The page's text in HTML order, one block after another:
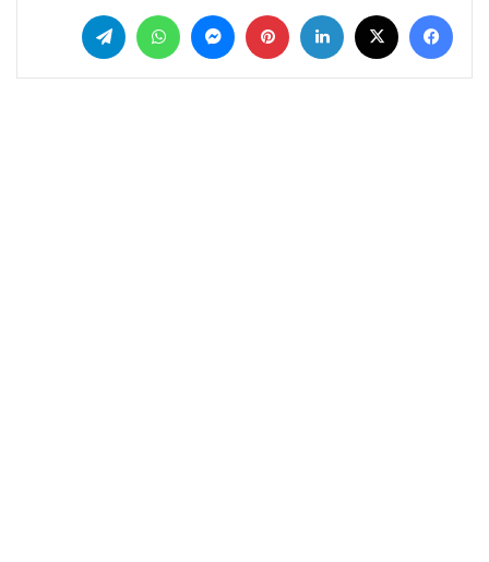
فيسبوك لينكدإن بينتيريست
ماسنجر واتساب